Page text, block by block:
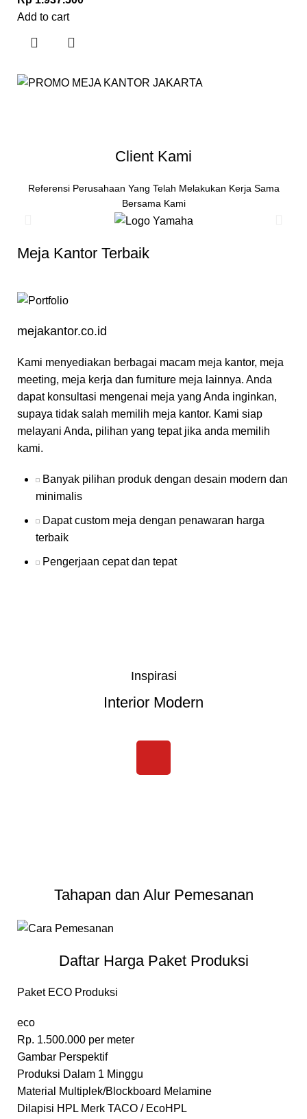
Add to cart
Client Kami
Referensi Perusahaan Yang Telah Melakukan Kerja Sama
Bersama Kami
Meja Kantor Terbaik
mejakantor.co.id
Kami menyediakan berbagai macam meja kantor, meja
meeting, meja kerja dan furniture meja lainnya. Anda
dapat konsultasi mengenai meja yang Anda inginkan,
supaya tidak salah memilih meja kantor. Kami siap
melayani Anda, pilihan yang tepat jika anda memilih
kami.
Banyak pilihan produk dengan desain modern dan
minimalis
Dapat custom meja dengan penawaran harga
terbaik
Pengerjaan cepat dan tepat
Inspirasi
Interior Modern
Tahapan dan Alur Pemesanan
Daftar Harga Paket Produksi
Paket ECO Produksi
eco
Rp. 1.500.000 per meter
Gambar Perspektif
Produksi Dalam 1 Minggu
Material Multiplek/Blockboard Melamine
Dilapisi HPL Merk TACO / EcoHPL